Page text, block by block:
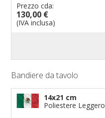
Prezzo cda:
130,00 €
(IVA inclusa)
Bandiere da tavolo
14x21 cm
Poliestere Leggero